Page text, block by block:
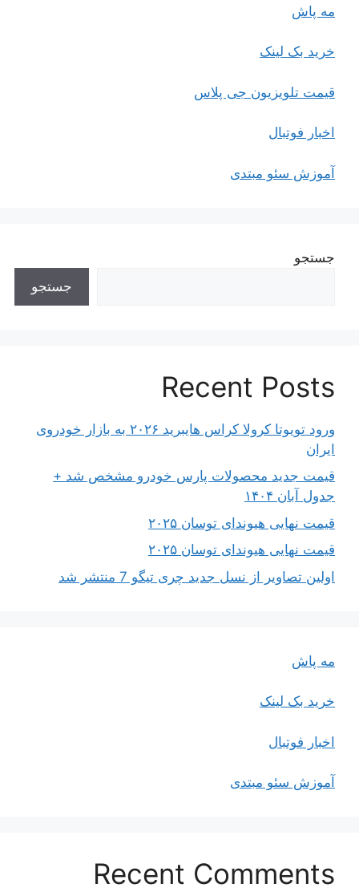
مه پاش
خرید بک لینک
قیمت تلویزیون جی پلاس
اخبار فوتبال
آموزش سئو مبتدی
جستجو
جستجو
Recent Posts
ورود تویوتا کرولا کراس هایبرید ۲۰۲۶ به بازار خودروی
ایران
قیمت جدید محصولات پارس خودرو مشخص شد +
جدول آبان ۱۴۰۴
قیمت نهایی هیوندای توسان ۲۰۲۵
قیمت نهایی هیوندای توسان ۲۰۲۵
اولین تصاویر از نسل جدید چری تیگو 7 منتشر شد
مه پاش
خرید بک لینک
اخبار فوتبال
آموزش سئو مبتدی
Recent Comments